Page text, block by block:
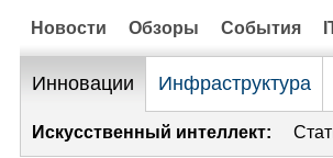
Новости Обзоры События
Инновации Инфраструктура
Искусственный интеллект: